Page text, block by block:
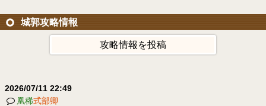
城郭攻略情報
攻略情報を投稿
2026/07/11 22:49
凰稀式部卿